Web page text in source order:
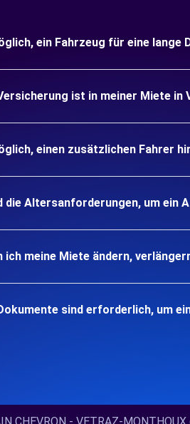
ein Fahrzeug für eine lange
ist in meiner Miete
einen zusätzlichen Fahrer
die Altersanforderungen, um ein
ich meine Miete ändern,
sind erforderlich, um